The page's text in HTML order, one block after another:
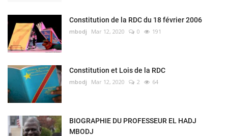
Constitution de la RDC du 18 février 2006
mbodj Mar 12, 2020 0 191
Constitution et Lois de la RDC
mbodj Mar 12, 2020 2 64
BIOGRAPHIE DU PROFESSEUR EL HADJ
MBODJ